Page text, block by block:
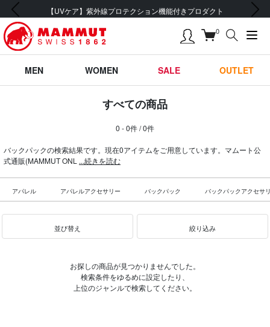
【UVケア】紫外線プロテクション機能付きプロダクト
前の画像 次の画像
0
MEN WOMEN SALE OUTLET
すべての商品
0 - 0件 / 0件
バックパックの検索結果です。現在0アイテムをご用意しています。マムート公
式通販(MAMMUT ONL ...続きを読む
アパレル アパレルアクセサリー バックパック バックパックアクセサ
並び替え 絞り込み
お探しの商品が見つかりませんでした。
検索条件をゆるめに設定したり、
上位のジャンルで検索してください。